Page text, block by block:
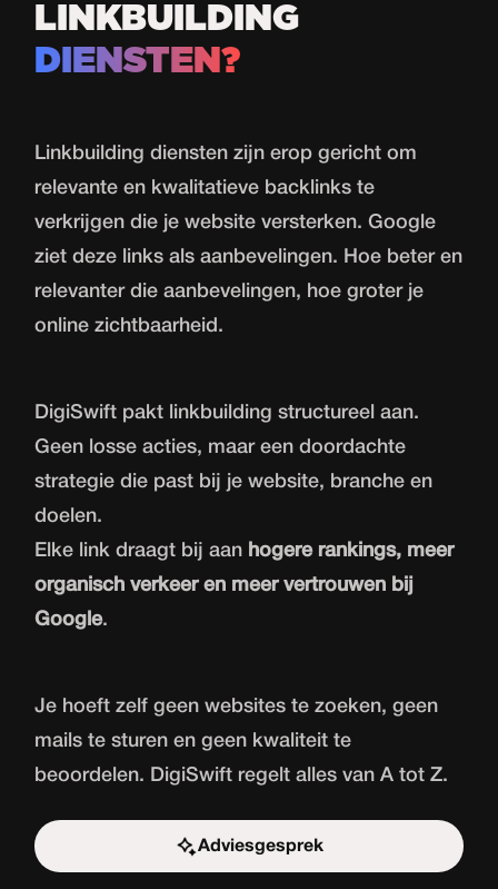
LINKBUILDING
DIENSTEN?
Linkbuilding diensten zijn erop gericht om
relevante en kwalitatieve backlinks te
verkrijgen die je website versterken. Google
ziet deze links als aanbevelingen. Hoe beter en
relevanter die aanbevelingen, hoe groter je
online zichtbaarheid.
DigiSwift pakt linkbuilding structureel aan.
Geen losse acties, maar een doordachte
strategie die past bij je website, branche en
doelen.
Elke link draagt bij aan hogere rankings, meer
organisch verkeer en meer vertrouwen bij
Google.
Je hoeft zelf geen websites te zoeken, geen
mails te sturen en geen kwaliteit te
beoordelen. DigiSwift regelt alles van A tot Z.
Adviesgesprek
Start de uitdaging